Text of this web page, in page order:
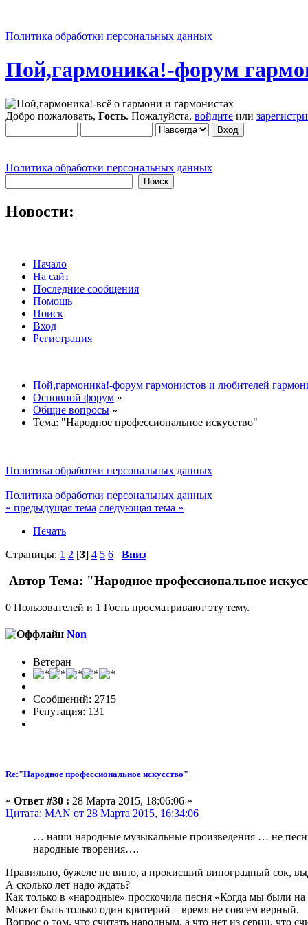
Политика обработки персональных данных
Пой,гармоника!-форум
Добро пожаловать, Гость. Пожалуйста, войдите или
Политика обработки персональных данных
Новости:
Начало
На сайт
Последние сообщения
Помощь
Поиск
Вход
Регистрация
Пой,гармоника!-форум гармонистов и любителей
Основной форум »
Общие вопросы »
Тема: "Народное профессиональное искусство"
Политика обработки персональных данных
Политика обработки персональных данных
« предыдущая тема следующая тема »
Печать
Страницы: 1 2 [3] 4 5 6 Вниз
Автор Тема: "Народное профессиональное
0 Пользователей и 1 Гость просматривают эту тему.
Non
Ветеран
Сообщений: 2715
Репутация: 131
Re:"Народное профессиональное искусство"
« Ответ #30 : 28 Марта 2015, 18:06:06 »
Цитата: MAN от 28 Марта 2015, 16:34:06
… наши народные музыкальные произведения … не
народные творения….
Правильно, бужеле не вино, а прокисший виноградный сок,
А сколько лет надо ждать?
Как только в «народные» проскочила песня «Когда мы были
Может быть только один критерий – время не совсем верный.
Вопрос о том, что считать народным, а что нет из серии, что